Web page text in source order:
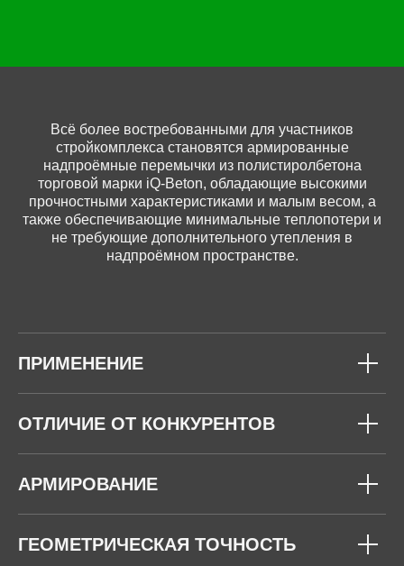
Всё более востребованными для участников
стройкомплекса становятся армированные
надпроёмные перемычки из полистиролбетона
торговой марки iQ-Beton, обладающие высокими
прочностными характеристиками и малым весом, а
также обеспечивающие минимальные теплопотери и
не требующие дополнительного утепления в
надпроёмном пространстве.
ПРИМЕНЕНИЕ
ОТЛИЧИЕ ОТ КОНКУРЕНТОВ
АРМИРОВАНИЕ
ГЕОМЕТРИЧЕСКАЯ ТОЧНОСТЬ